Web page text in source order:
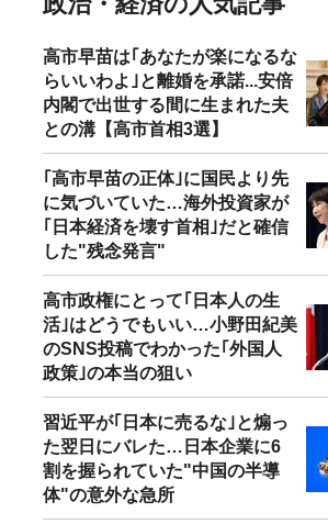
高市早苗は｢あなたが楽になるな
らいいわよ｣と離婚を承諾...安倍
内閣で出世する間に生まれた夫
との溝【高市首相3選】
｢高市早苗の正体｣に国民より先
に気づいていた…海外投資家が
｢日本経済を壊す首相｣だと確信
した"残念発言"
高市政権にとって｢日本人の生
活｣はどうでもいい…小野田紀美
のSNS投稿でわかった｢外国人
政策｣の本当の狙い
習近平が｢日本に売るな｣と煽っ
た翌日にバレた…日本企業に6
割を握られていた"中国の半導
体"の意外な急所